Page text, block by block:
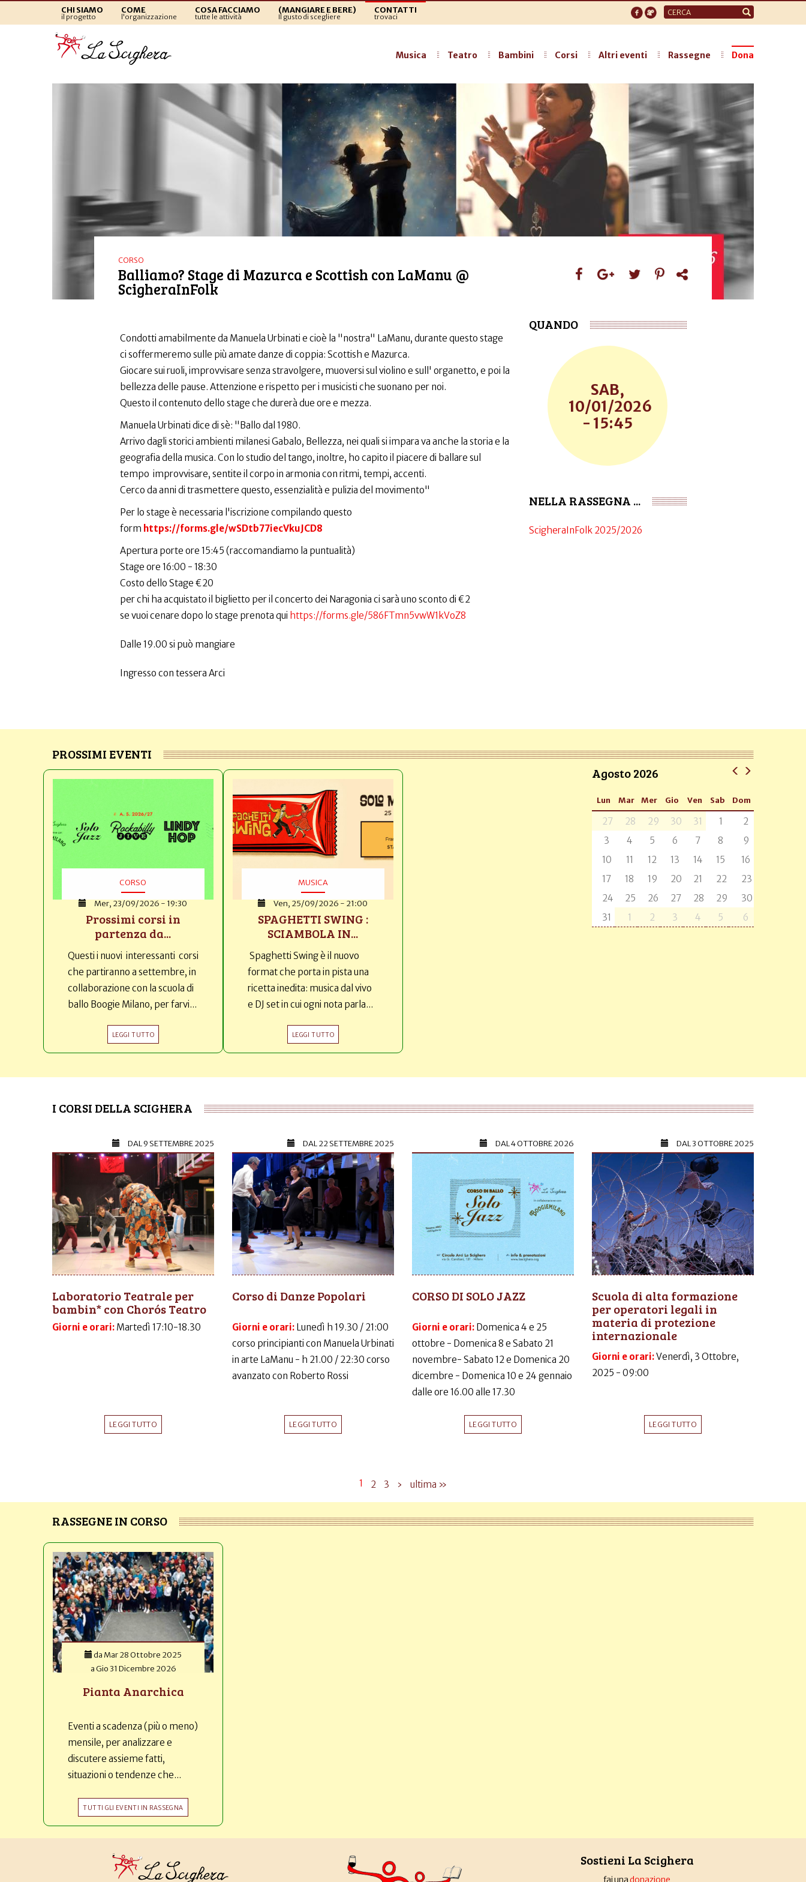
CHI SIAMO
il progetto
COME
l'organizzazione
COSA FACCIAMO
tutte le attività
(MANGIARE E BERE)
Il gusto di scegliere
CONTATTI
trovaci
Form
di
Musica Teatro Bambini Corsi Altri eventi Rassegne Dona
CORSO
Balliamo? Stage di Mazurca e Scottish con LaManu @
ScigheraInFolk
Condotti amabilmente da Manuela Urbinati e cioè la "nostra" LaManu, durante questo stage
ci soffermeremo sulle più amate danze di coppia: Scottish e Mazurca.
Giocare sui ruoli, improvvisare senza stravolgere, muoversi sul violino e sull' organetto, e poi la
bellezza delle pause. Attenzione e rispetto per i musicisti che suonano per noi.
Questo il contenuto dello stage che durerà due ore e mezza.
Manuela Urbinati dice di sè: "Ballo dal 1980.
Arrivo dagli storici ambienti milanesi Gabalo, Bellezza, nei quali si impara va anche la storia e la
geografia della musica. Con lo studio del tango, inoltre, ho capito il piacere di ballare sul
tempo improvvisare, sentite il corpo in armonia con ritmi, tempi, accenti.
Cerco da anni di trasmettere questo, essenzialità e pulizia del movimento"
Per lo stage è necessaria l'iscrizione compilando questo
form https://forms.gle/wSDtb77iecVkuJCD8
Apertura porte ore 15:45 (raccomandiamo la puntualità)
Stage ore 16:00 - 18:30
Costo dello Stage €20
per chi ha acquistato il biglietto per il concerto dei Naragonia ci sarà uno sconto di €2
se vuoi cenare dopo lo stage prenota qui https://forms.gle/586FTmn5vwW1kVoZ8
Dalle 19.00 si può mangiare
Ingresso con tessera Arci
QUANDO
SAB,
10/01/2026
- 15:45
NELLA RASSEGNA ...
ScigheraInFolk 2025/2026
PROSSIMI EVENTI
CORSO
Mer, 23/09/2026 - 19:30
Prossimi corsi in
partenza da...
Questi i nuovi interessanti corsi
che partiranno a settembre, in
collaborazione con la scuola di
ballo Boogie Milano, per farvi...
LEGGI TUTTO
MUSICA
Ven, 25/09/2026 - 21:00
SPAGHETTI SWING :
SCIAMBOLA IN...
Spaghetti Swing è il nuovo
format che porta in pista una
ricetta inedita: musica dal vivo
e DJ set in cui ogni nota parla...
LEGGI TUTTO
Agosto 2026
Lun Mar Mer Gio Ven Sab Dom
27 28 29 30 31 1
2
3
4 5 6 7 8
9
10
11 12 13 14 15
16
17
18 19 20 21 22
23
24
25 26 27 28 29
30
31
1 2 3 4 5 6
I CORSI DELLA SCIGHERA
DAL9 SETTEMBRE 2025
Laboratorio Teatrale per
bambin* con Chorós Teatro
Giorni e orari: Martedì 17:10-18.30
LEGGI TUTTO
DAL22 SETTEMBRE 2025
Corso di Danze Popolari
Giorni e orari: Lunedì h 19.30 / 21:00
corso principianti con Manuela Urbinati
in arte LaManu - h 21.00 / 22:30 corso
avanzato con Roberto Rossi
LEGGI TUTTO
DAL4 OTTOBRE 2026
CORSO DI SOLO JAZZ
Giorni e orari: Domenica 4 e 25
ottobre - Domenica 8 e Sabato 21
novembre- Sabato 12 e Domenica 20
dicembre - Domenica 10 e 24 gennaio
dalle ore 16.00 alle 17.30
LEGGI TUTTO
DAL3 OTTOBRE 2025
Scuola di alta formazione
per operatori legali in
materia di protezione
internazionale
Giorni e orari:Venerdì, 3 Ottobre,
2025 - 09:00
LEGGI TUTTO
1 2 3 › ultima »
RASSEGNE IN CORSO
da Mar 28 Ottobre 2025
aGio 31 Dicembre 2026
Pianta Anarchica
Eventi a scadenza (più o meno)
mensile, per analizzare e
discutere assieme fatti,
situazioni o tendenze che...
TUTTI GLI EVENTI IN RASSEGNA
Sostieni La Scighera
fai unadonazione